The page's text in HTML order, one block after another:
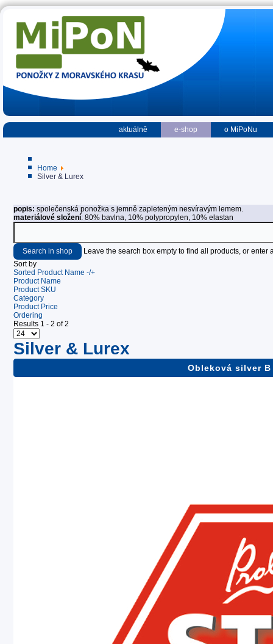
aktuálně e-shop o MiPoNu
Home
Silver & Lurex
popis: společenská ponožka s jemně zapleteným nesvíravým lemem.
materiálové složení: 80% bavlna, 10% polypropylen, 10% elastan
Leave the search box empty to find all products, or enter
Sort by
Sorted Product Name -/+
Product Name
Product SKU
Category
Product Price
Ordering
Results 1 - 2 of 2
Silver & Lurex
Obleková silver B